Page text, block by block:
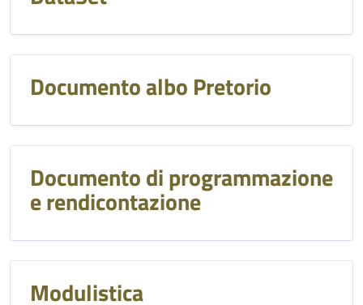
Documento albo Pretorio
Documento di programmazione
e rendicontazione
Modulistica